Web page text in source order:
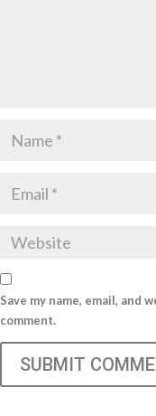
Save my name, email,
comment.
SUBMIT